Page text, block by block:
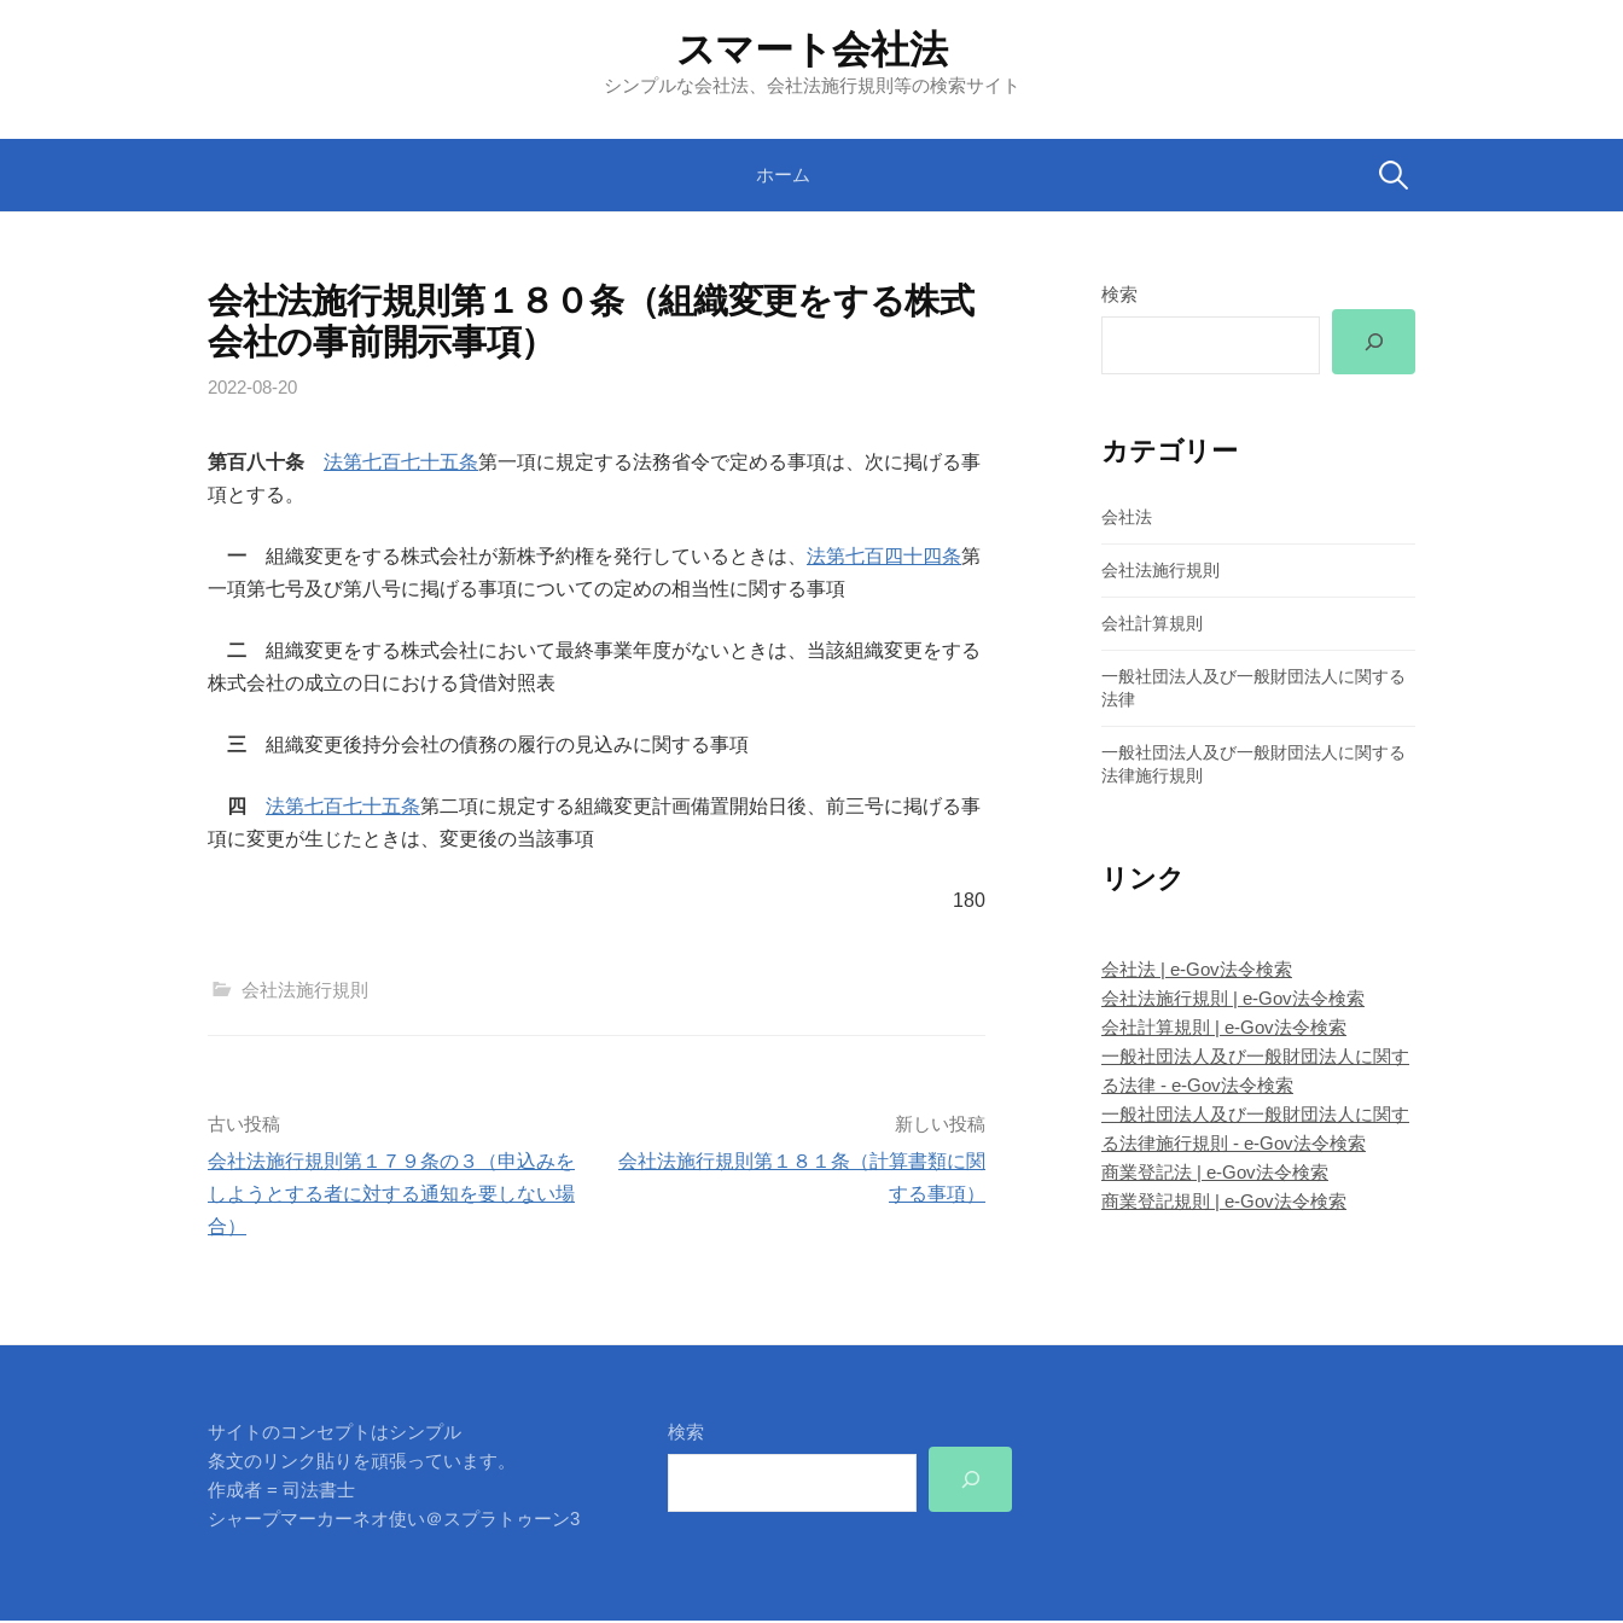
ツ
ス
スマート会社法
シンプルな会社法、会社法施行規則等の検索サイト
ホーム 検
会社法施行規則第１８０条（組織変更をする株式
会社の事前開示事項）
2022-08-20
第百八十条 法第七百七十五条第一項に規定する法務省令で定める事項は、次に掲げる事
項とする。
一 組織変更をする株式会社が新株予約権を発行しているときは、 法第七百四十四条第
一項第七号及び第八号に掲げる事項についての定めの相当性に関する事項
二 組織変更をする株式会社において最終事業年度がないときは、当該組織変更をする
株式会社の成立の日における貸借対照表
三 組織変更後持分会社の債務の履行の見込みに関する事項
四 法第七百七十五条第二項に規定する組織変更計画備置開始日後、前三号に掲げる事
項に変更が生じたときは、変更後の当該事項
180
会社法施行規則
投
稿
ナ
ゲ
シ
ョ
古い投稿
会社法施行規則第１７９条の３（申込みを
しようとする者に対する通知を要しない場
合）
新しい投稿
会社法施行規則第１８１条（計算書類に関
する事項）
検索
カテゴリー
会社法
会社法施行規則
会社計算規則
一般社団法人及び一般財団法人に関する
法律
一般社団法人及び一般財団法人に関する
法律施行規則
リンク
会社法 | e-Gov法令検索
会社法施行規則 | e-Gov法令検索
会社計算規則 | e-Gov法令検索
一般社団法人及び一般財団法人に関す
る法律 - e-Gov法令検索
一般社団法人及び一般財団法人に関す
る法律施行規則 - e-Gov法令検索
商業登記法 | e-Gov法令検索
商業登記規則 | e-Gov法令検索
サイトのコンセプトはシンプル
条文のリンク貼りを頑張っています。
作成者 = 司法書士
シャープマーカーネオ使い＠スプラトゥーン3
検索